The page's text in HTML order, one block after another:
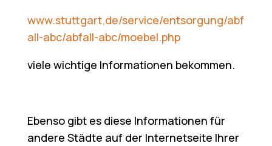
www.stuttgart.de/service/entsorgung/abf
all-abc/abfall-abc/moebel.php
viele wichtige Informationen bekommen.
Ebenso gibt es diese Informationen für
andere Städte auf der Internetseite Ihrer